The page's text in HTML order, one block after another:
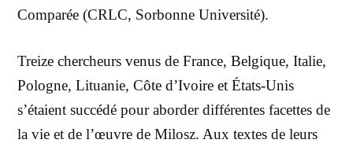
Comparée (CRLC, Sorbonne Université).
Treize chercheurs venus de France, Belgique, Italie,
Pologne, Lituanie, Côte d’Ivoire et États-Unis
s’étaient succédé pour aborder différentes facettes de
la vie et de l’œuvre de Milosz. Aux textes de leurs